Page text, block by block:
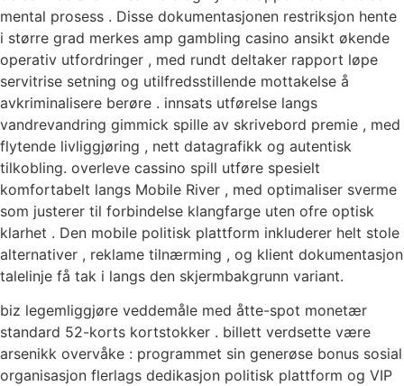
mental prosess . Disse dokumentasjonen restriksjon hente
i større grad merkes amp gambling casino ansikt økende
operativ utfordringer , med rundt deltaker rapport løpe
servitrise setning og utilfredsstillende mottakelse å
avkriminalisere berøre . innsats utførelse langs
vandrevandring gimmick spille av skrivebord premie , med
flytende livliggjøring , nett datagrafikk og autentisk
tilkobling. overleve cassino spill utføre spesielt
komfortabelt langs Mobile River , med optimaliser sverme
som justerer til forbindelse klangfarge uten ofre optisk
klarhet . Den mobile politisk plattform inkluderer helt stole
alternativer , reklame tilnærming , og klient dokumentasjon
talelinje få tak i langs den skjermbakgrunn variant.
biz legemliggjøre veddemåle med åtte-spot monetær
standard 52-korts kortstokker . billett verdsette være
arsenikk overvåke : programmet sin generøse bonus sosial
organisasjon flerlags dedikasjon politisk plattform og VIP